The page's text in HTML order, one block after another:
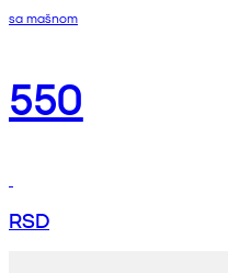
sa mašnom
550
RSD